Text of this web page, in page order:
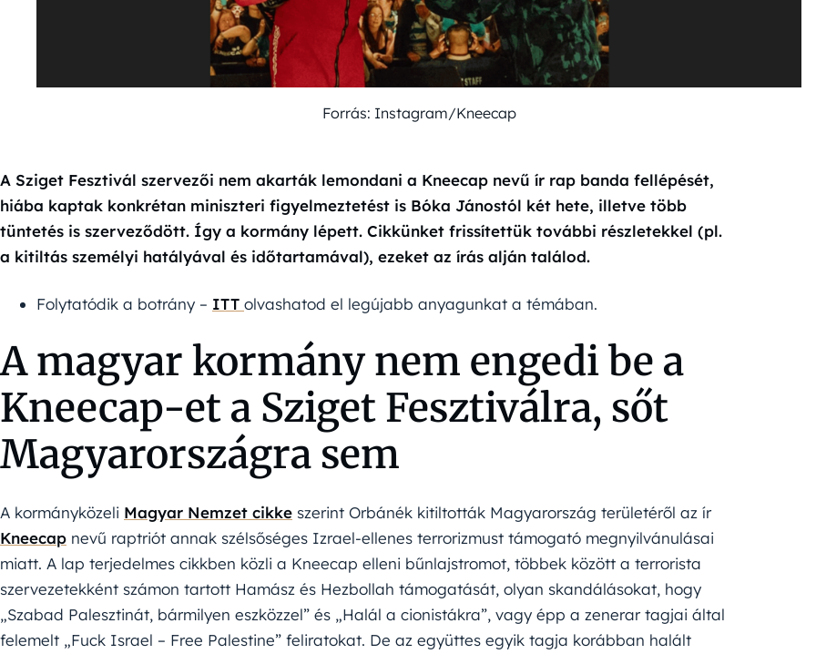
Forrás: Instagram/Kneecap
A Sziget Fesztivál szervezői nem akarták lemondani a Kneecap nevű ír rap banda fellépését,
hiába kaptak konkrétan miniszteri figyelmeztetést is Bóka Jánostól két hete, illetve több
tüntetés is szerveződött. Így a kormány lépett. Cikkünket frissítettük további részletekkel (pl.
a kitiltás személyi hatályával és időtartamával), ezeket az írás alján találod.
Folytatódik a botrány – ITT olvashatod el legújabb anyagunkat a témában.
A magyar kormány nem engedi be a
Kneecap-et a Sziget Fesztiválra, sőt
Magyarországra sem
A kormányközeli Magyar Nemzet cikke szerint Orbánék kitiltották Magyarország területéről az ír
Kneecap nevű raptriót annak szélsőséges Izrael-ellenes terrorizmust támogató megnyilvánulásai
miatt. A lap terjedelmes cikkben közli a Kneecap elleni bűnlajstromot, többek között a terrorista
szervezetekként számon tartott Hamász és Hezbollah támogatását, olyan skandálásokat, hogy
„Szabad Palesztinát, bármilyen eszközzel” és „Halál a cionistákra”, vagy épp a zenerar tagjai által
felemelt „Fuck Israel – Free Palestine” feliratokat. De az együttes egyik tagja korábban halált